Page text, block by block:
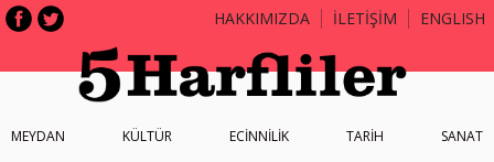
HAKKIMIZDA İLETİŞİM ENGLISH
MEYDAN KÜLTÜR ECİNNİLİK TARİH SANAT